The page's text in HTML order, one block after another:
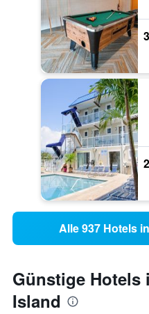
Alle 937 Hotels
Günstige Hotels
Island